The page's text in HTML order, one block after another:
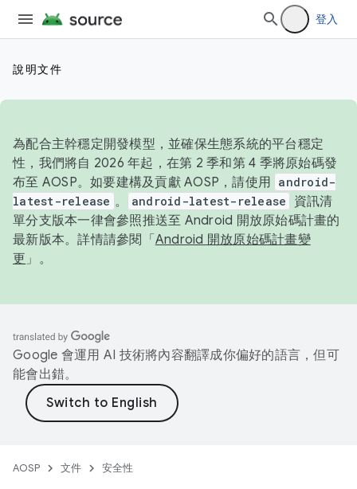
登入
說明文件
為配合主幹穩定開發模型，並確保生態系統的平台穩定
性，我們將自 2026 年起，在第 2 季和第 4 季將原始碼發
布至 AOSP。如要建構及貢獻 AOSP，請使用 android-
latest-release 。 android-latest-release
資訊清
單分支版本一律會參照推送至 Android 開放原始碼計畫的
最新版本。詳情請參閱「 Android 開放原始碼計畫變
更 」。
Google 會運用 AI 技術將內容翻譯成你偏好的語言，但可
能會出錯。
AOSP 文件 安全性